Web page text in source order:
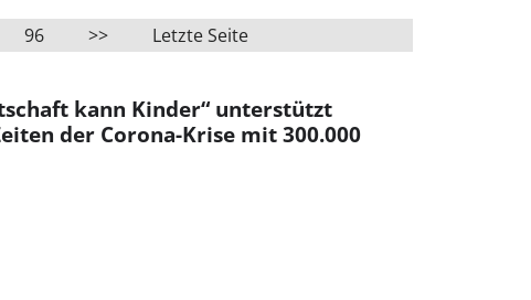
96 >> Letzte Seite
kann Kinder“ unterstützt
der Corona-Krise mit 300.000